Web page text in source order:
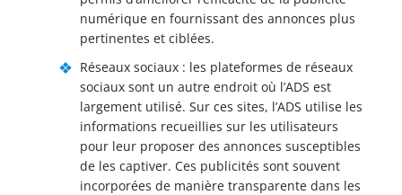
numérique en fournissant des annonces plus
pertinentes et ciblées.
Réseaux sociaux : les plateformes de réseaux
sociaux sont un autre endroit où l’ADS est
largement utilisé. Sur ces sites, l’ADS utilise les
informations recueillies sur les utilisateurs
pour leur proposer des annonces susceptibles
de les captiver. Ces publicités sont souvent
incorporées de manière transparente dans les